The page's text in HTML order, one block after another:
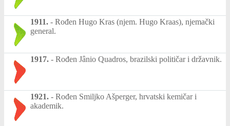
1911. - Rođen Hugo Kras (njem. Hugo Kraas), njemački
general.
1917. - Rođen Jânio Quadros, brazilski političar i državnik.
1921. - Rođen Smiljko Ašperger, hrvatski kemičar i
akademik.